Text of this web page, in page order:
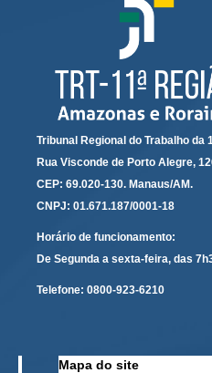
Calendário das Sessões
Calendário de Sessões
Calendário das Sessões
Calendário das Sessões
Carta de Serviços ao
Cartilhas
Cadastro de Peritos,
Calendários
Calendário Geral
Calendário de Eventos
Tribunal Regional do Trabalho da
Rua Visconde de Porto Alegre,
CEP: 69.020-130. Manaus/AM.
CNPJ: 01.671.187/0001-18
Horário de funcionamento:
De Segunda a sexta-feira, das
Telefone: 0800-923-6210
Mapa do site